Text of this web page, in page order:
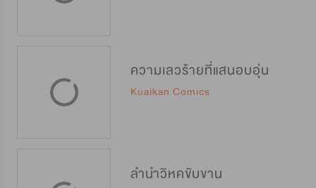
ความเลวร้ายที่แสนอบอุ่น
Kuaikan Comics
ลำนำวิหคขับขาน